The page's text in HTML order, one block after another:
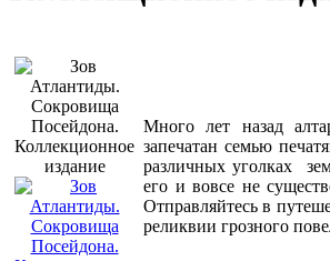
Много лет назад
запечатан семью
различных уголках
его и вовсе не
Отправляйтесь в
реликвии грозного